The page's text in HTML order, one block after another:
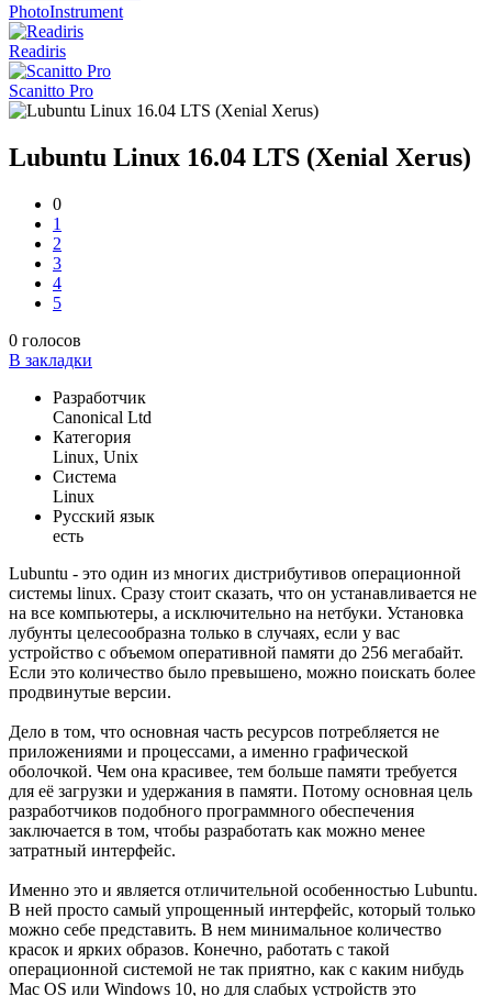
PhotoInstrument
Readiris
Scanitto Pro
Lubuntu Linux 16.04 LTS (Xenial Xerus)
0
1
2
3
4
5
0 голосов
В закладки
Разработчик
Canonical Ltd
Категория
Linux, Unix
Система
Linux
Русский язык
есть
Lubuntu - это один из многих дистрибутивов операционной
системы linux. Сразу стоит сказать, что он устанавливается не
на все компьютеры, а исключительно на нетбуки. Установка
лубунты целесообразна только в случаях, если у вас
устройство с объемом оперативной памяти до 256 мегабайт.
Если это количество было превышено, можно поискать более
продвинутые версии.
Дело в том, что основная часть ресурсов потребляется не
приложениями и процессами, а именно графической
оболочкой. Чем она красивее, тем больше памяти требуется
для её загрузки и удержания в памяти. Потому основная цель
разработчиков подобного программного обеспечения
заключается в том, чтобы разработать как можно менее
затратный интерфейс.
Именно это и является отличительной особенностью Lubuntu.
В ней просто самый упрощенный интерфейс, который только
можно себе представить. В нем минимальное количество
красок и ярких образов. Конечно, работать с такой
операционной системой не так приятно, как с каким нибудь
Mac OS или Windows 10, но для слабых устройств это